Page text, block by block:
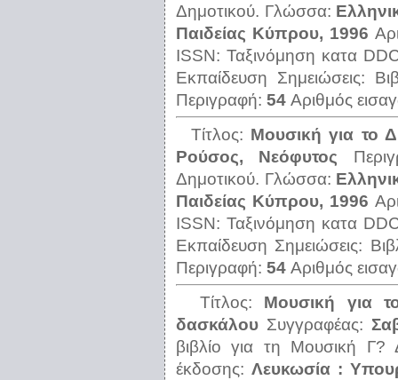
Δημοτικού. Γλώσσα:
Παιδείας Κύπρου, 1996
ISSN: Ταξινόμηση κατα
Εκπαίδευση Σημειώσεις:
Περιγραφή: 54 Αριθμός
Τίτλος: Μουσική για το
Ρούσος, Νεόφυτος
Δημοτικού. Γλώσσα:
Παιδείας Κύπρου, 1996
ISSN: Ταξινόμηση κατα
Εκπαίδευση Σημειώσεις:
Περιγραφή: 54 Αριθμός
Τίτλος: Μουσική για
δασκάλου Συγγραφέας:
βιβλίο για τη Μουσική Γ?
έκδοσης: Λευκωσία :